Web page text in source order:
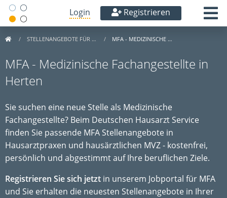
Login Registrieren
STELLENANGEBOTE FÜR … MFA - MEDIZINISCHE …
MFA - Medizinische Fachangestellte in
Herten
Sie suchen eine neue Stelle als Medizinische
Fachangestellte? Beim Deutschen Hausarzt Service
finden Sie passende MFA Stellenangebote in
Hausarztpraxen und hausärztlichen MVZ - kostenfrei,
persönlich und abgestimmt auf Ihre beruflichen Ziele.
Registrieren Sie sich jetzt in unserem Jobportal für MFA
und Sie erhalten die neuesten Stellenangebote in Ihrer